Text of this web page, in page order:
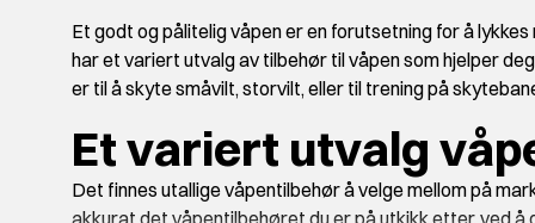
Et godt og pålitelig våpen er en forutsetning for å
har et variert utvalg av tilbehør til våpen som hjelper
er til å skyte småvilt, storvilt, eller til trening på
Et variert utvalg
Det finnes utallige våpentilbehør å velge mellom på
akkurat det våpentilbehøret du er på utkikk etter, ved